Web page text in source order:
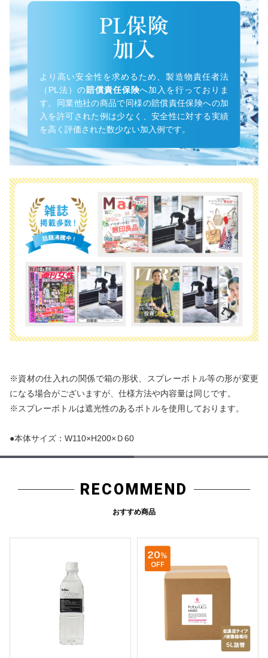
より高い安全性を求めるため、製造物責任者法
（PL法）の賠償責任保険へ加入を行っておりま
す。同業他社の商品で同様の賠償責任保険への加
入を許可された例は少なく、安全性に対する実績
を高く評価された数少ない加入例です。
※資材の仕入れの関係で箱の形状、スプレーボトル等の形が変更
になる場合がございますが、仕様方法や内容量は同じです。
※スプレーボトルは遮光性のあるボトルを使用しております。
●本体サイズ：W110×H200×Ｄ60
RECOMMEND
おすすめ商品